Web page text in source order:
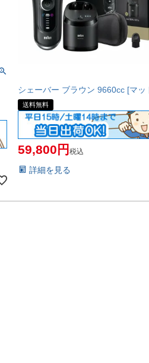
シェーバー ブラウン 9660cc [マッ
送料無料
59,800 税込
詳細を見る